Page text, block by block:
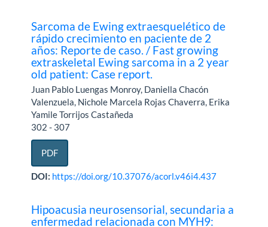
Sarcoma de Ewing extraesquelético de
rápido crecimiento en paciente de 2
años: Reporte de caso. / Fast growing
extraskeletal Ewing sarcoma in a 2 year
old patient: Case report.
Juan Pablo Luengas Monroy, Daniella Chacón
Valenzuela, Nichole Marcela Rojas Chaverra, Erika
Yamile Torrijos Castañeda
302 - 307
PDF
DOI: https://doi.org/10.37076/acorl.v46i4.437
Hipoacusia neurosensorial, secundaria a
enfermedad relacionada con MYH9: